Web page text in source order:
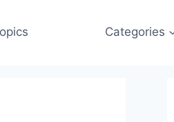
Categories